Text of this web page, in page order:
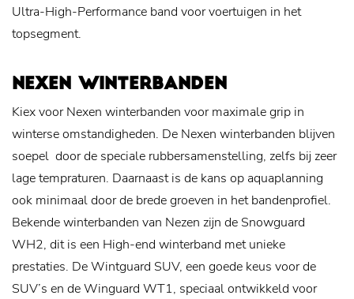
Ultra-High-Performance band voor voertuigen in het
topsegment.
NEXEN WINTERBANDEN
Kiex voor Nexen winterbanden voor maximale grip in
winterse omstandigheden. De Nexen winterbanden blijven
soepel door de speciale rubbersamenstelling, zelfs bij zeer
lage tempraturen. Daarnaast is de kans op aquaplanning
ook minimaal door de brede groeven in het bandenprofiel.
Bekende winterbanden van Nezen zijn de Snowguard
WH2, dit is een High-end winterband met unieke
prestaties. De Wintguard SUV, een goede keus voor de
SUV’s en de Winguard WT1, speciaal ontwikkeld voor